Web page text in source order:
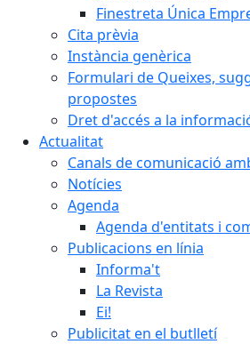
Finestreta Única
Cita prèvia
Instància genèrica
Formulari de Queixes,
propostes
Dret d'accés a la
Actualitat
Canals de comunicació
Notícies
Agenda
Agenda d'entitats i
Publicacions en línia
Informa't
La Revista
Ei!
Publicitat en el butlletí